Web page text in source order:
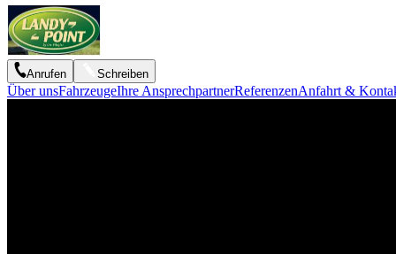
Anrufen Schreiben
Über unsFahrzeugeIhre AnsprechpartnerReferenzenAnfahrt &